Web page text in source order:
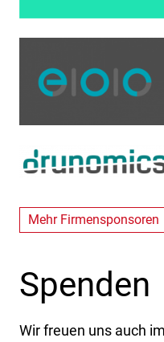
Mehr Firmensponsoren
Spenden
Wir freuen uns auch